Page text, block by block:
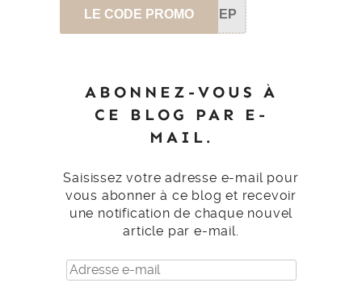
LE CODE PROMO SEP
ABONNEZ-VOUS À
CE BLOG PAR E-
MAIL.
Saisissez votre adresse e-mail pour
vous abonner à ce blog et recevoir
une notification de chaque nouvel
article par e-mail.
Adresse